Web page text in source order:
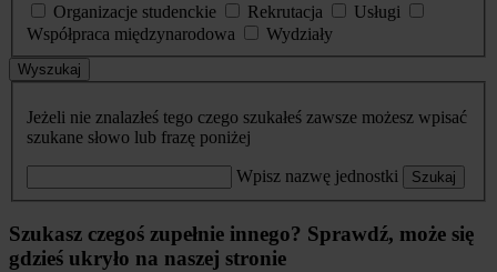
Organizacje studenckie
Rekrutacja
Usługi
Współpraca międzynarodowa
Wydziały
Wyszukaj
Jeżeli nie znalazłeś tego czego szukałeś zawsze możesz wpisać
szukane słowo lub frazę poniżej
Wpisz nazwę jednostki Szukaj
Szukasz czegoś zupełnie innego? Sprawdź, może się
gdzieś ukryło na naszej stronie